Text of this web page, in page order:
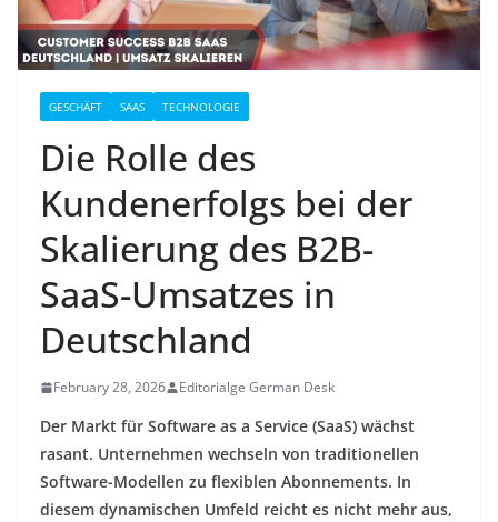
GESCHÄFT SAAS TECHNOLOGIE
Die Rolle des
Kundenerfolgs bei der
Skalierung des B2B-
SaaS-Umsatzes in
Deutschland
February 28, 2026 Editorialge German Desk
Der Markt für Software as a Service (SaaS) wächst
rasant. Unternehmen wechseln von traditionellen
Software-Modellen zu flexiblen Abonnements. In
diesem dynamischen Umfeld reicht es nicht mehr aus,